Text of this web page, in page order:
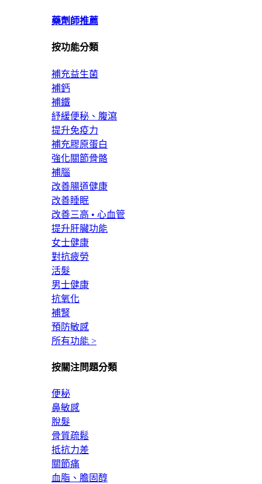
藥劑師推薦
按功能分類
補充益生菌
補鈣
補鐵
紓緩便秘、腹瀉
提升免疫力
補充膠原蛋白
強化關節骨骼
補腦
改善腸道健康
改善睡眠
改善三高 • 心血管
提升肝臟功能
女士健康
對抗疲勞
活髮
男士健康
抗氧化
補腎
預防敏感
所有功能 >
按關注問題分類
便秘
鼻敏感
脫髮
骨質疏鬆
抵抗力差
關節痛
血脂、膽固醇